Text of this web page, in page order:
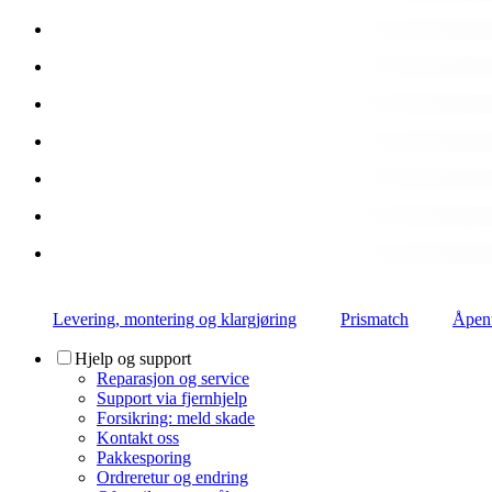
Levering, montering og klargjøring Prismatch
Hjelp og support
Reparasjon og service
Support via fjernhjelp
Forsikring: meld skade
Kontakt oss
Pakkesporing
Ordreretur og endring